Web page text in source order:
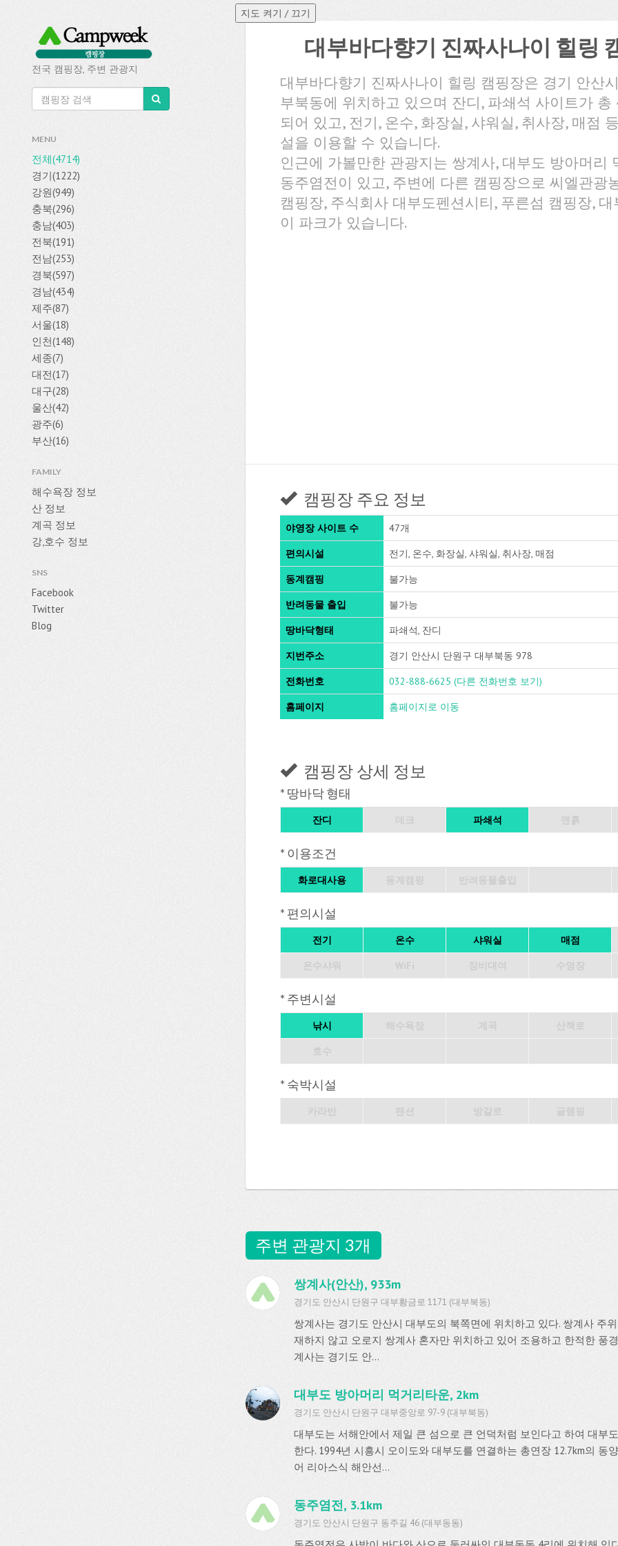
전국 캠핑장, 주변 관광지
MENU
전체(4714)
경기(1222)
강원(949)
충북(296)
충남(403)
전북(191)
전남(253)
경북(597)
경남(434)
제주(87)
서울(18)
인천(148)
세종(7)
대전(17)
대구(28)
울산(42)
광주(6)
부산(16)
FAMILY
해수욕장 정보
산 정보
계곡 정보
강,호수 정보
SNS
Facebook
Twitter
Blog
대부바다향기 진짜사나이 힐링
대부바다향기 진짜사나이 힐링 캠핑장은 경기 안산
부북동에 위치하고 있으며 잔디, 파쇄석 사이트가 총
되어 있고, 전기, 온수, 화장실, 샤워실, 취사장, 매점
설을 이용할 수 있습니다.
인근에 가볼만한 관광지는 쌍계사, 대부도 방아머리
동주염전이 있고, 주변에 다른 캠핑장으로 씨엘관광
캠핑장, 주식회사 대부도펜션시티, 푸른섬 캠핑장,
이 파크가 있습니다.
캠핑장 주요 정보
야영장 사이트 수 47개
편의시설 전기, 온수, 화장실, 샤워실, 취사장, 매점
동계캠핑 불가능
반려동물 출입 불가능
땅바닥형태 파쇄석, 잔디
지번주소 경기 안산시 단원구 대부북동 978
전화번호 032-888-6625 (다른 전화번호 보기)
홈페이지 홈페이지로 이동
캠핑장 상세 정보
* 땅바닥 형태
잔디 파쇄석
* 이용조건
화로대사용
* 편의시설
전기 온수 샤워실 매점
* 주변시설
낚시
* 숙박시설
주변 관광지 3개
쌍계사(안산), 933m
경기도 안산시 단원구 대부황금로 1171 (대부북동)
쌍계사는 경기도 안산시 대부도의 북쪽면에 위치하고 있다. 쌍계사 주
재하지 않고 오로지 쌍계사 혼자만 위치하고 있어 조용하고 한적한 풍
계사는 경기도 안...
대부도 방아머리 먹거리타운, 2km
경기도 안산시 단원구 대부중앙로 97-9 (대부북동)
대부도는 서해안에서 제일 큰 섬으로 큰 언덕처럼 보인다고 하여 대부
한다. 1994년 시흥시 오이도와 대부도를 연결하는 총연장 12.7km의 동
어 리아스식 해안선...
동주염전, 3.1km
경기도 안산시 단원구 동주길 46 (대부동동)